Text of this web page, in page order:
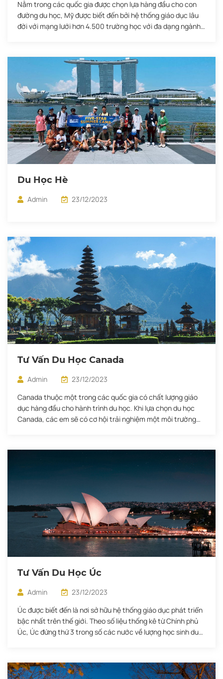
Nằm trong các quốc gia được chọn lựa hàng đầu cho con
đường du học, Mỹ được biết đến bởi hệ thống giáo dục lâu
đời với mạng lưới hơn 4.500 trường học với đa dạng ngành
Du Học Hè
Admin 23/12/2023
Tư Vấn Du Học Canada
Admin
23/12/2023
Canada thuộc một trong các quốc gia có chất lượng giáo
dục hàng đầu cho hành trình du học. Khi lựa chọn du học
Canada, các em sẽ có cơ hội trải nghiệm một môi trường
Tư Vấn Du Học Úc
Admin
23/12/2023
Úc được biết đến là nơi sở hữu hệ thống giáo dục phát triển
bậc nhất trên thế giới. Theo số liệu thống kê từ Chính phủ
Úc, Úc đứng thứ 3 trong số các nước về lượng học sinh du